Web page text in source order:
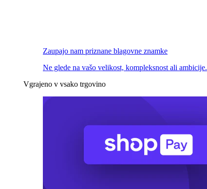
Zaupajo nam priznane blagovne znamke
Ne glede na vašo velikost, kompleksnost ali ambicije.
Vgrajeno v vsako trgovino